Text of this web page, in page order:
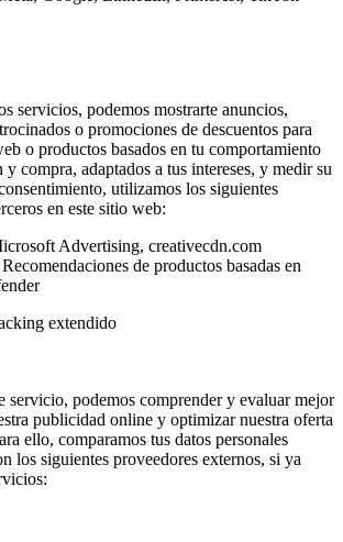
servicios, podemos mostrarte anuncios,
o promociones de descuentos para
o productos basados en tu comportamiento
y compra, adaptados a tus intereses, y medir su
utilizamos los siguientes
en este sitio web:
Advertising, creativecdn.com
de productos basadas en
extendido
servicio, podemos comprender y evaluar mejor
publicidad online y optimizar nuestra oferta
ello, comparamos tus datos personales
los siguientes proveedores externos, si ya